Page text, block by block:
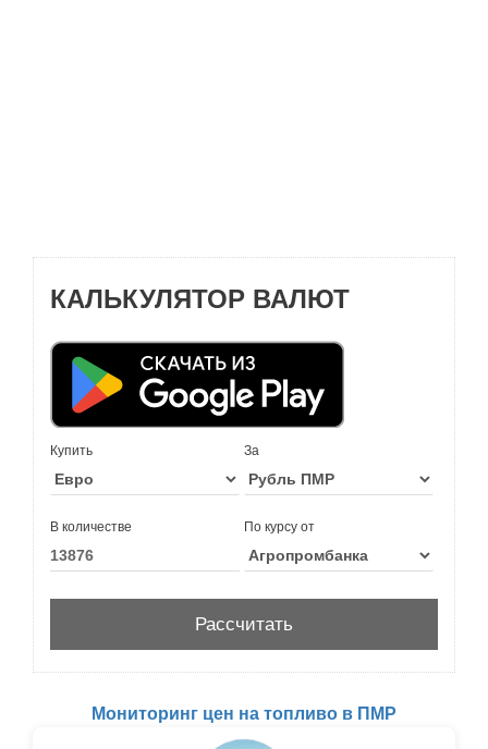
КАЛЬКУЛЯТОР ВАЛЮТ
Купить За
В количестве По курсу от
Мониторинг цен на топливо в ПМР